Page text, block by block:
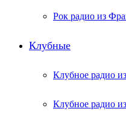
Рок радио из
Клубные
Клубное радио
Клубное радио